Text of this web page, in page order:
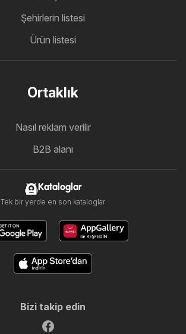
Şehirlerin listesi
Ürün listesi
Ortaklık
Nasıl reklam verilir
B2B alanı
Kataloglar
Tek bir yerde en son kataloglar
Bizi takip edin